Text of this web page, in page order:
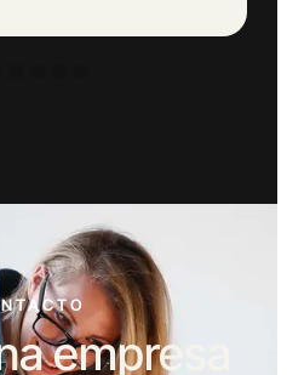
empresa